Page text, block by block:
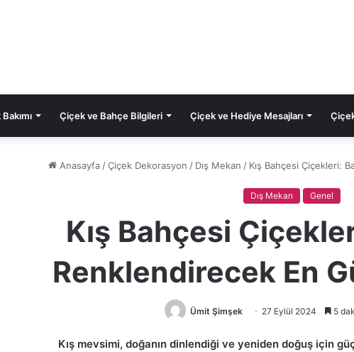
Çiçek ve Bahçe Bilgileri Çiçek ve Hediye Mesajları
Anasayfa / Çiçek Dekorasyon / Dış Mekan / Kış Bahçesi Çiçekleri:
Dış Mekan Genel
Kış Bahçesi
Renklendirecek En
Ümit Şimşek 27 Eylül 2024 5
Kış mevsimi, doğanın dinlendiği ve yeniden doğuş için